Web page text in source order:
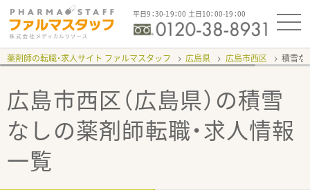
平日9：30-19：00 土日10：00-19：00
薬剤師の転職・求人サイト ファルマスタッフ 広島県 広島市西区 積雪
広島市西区（広島県）の積雪
なしの薬剤師転職・求人情報
一覧